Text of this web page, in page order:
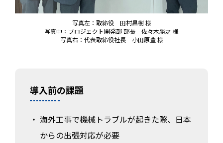
写真左：取締役 田村昌樹 様
写真中：プロジェクト開発部 部長 佐々木勝之 様
写真右：代表取締役社長 小田原豊 様
導入前の課題
海外工事で機械トラブルが起きた際、日本
からの出張対応が必要